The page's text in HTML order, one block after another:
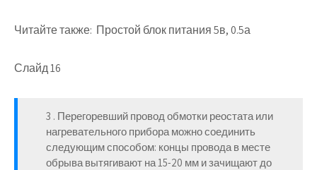
Читайте также: Простой блок питания 5в, 0.5а
Слайд 16
3 . Перегоревший провод обмотки реостата или
нагревательного прибора можно соединить
следующим способом: концы провода в месте
обрыва вытягивают на 15-20 мм и зачищают до